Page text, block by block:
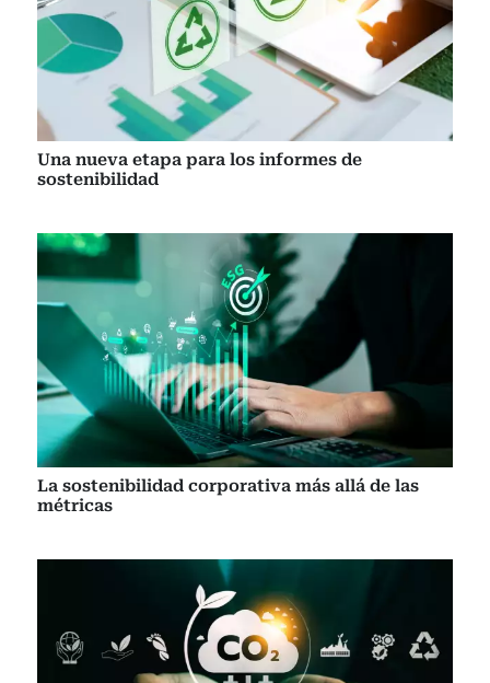
Una nueva etapa para los informes de
sostenibilidad
La sostenibilidad corporativa más allá de las
métricas